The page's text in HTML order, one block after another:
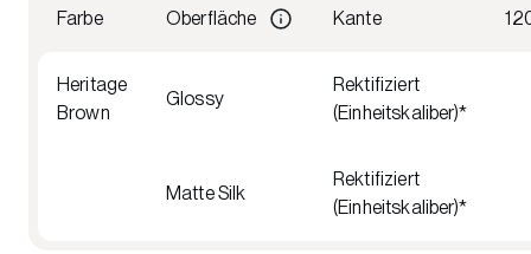
Farbe Oberfläche Kante
Heritage
Brown
Glossy
Rektifiziert
(Einheitskaliber)*
Matte Silk
Rektifiziert
(Einheitskaliber)*